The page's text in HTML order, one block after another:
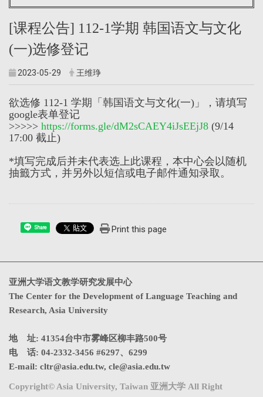
[课程公告] 112-1学期 韩国语文与文化
(一)选修登记
2023-05-29 王维琤
欲选修 112-1 学期「韩国语文与文化(一)」，请填写
google表单登记
>>>>> https://forms.gle/dM2sCAEY4iJsEEjJ8 (9/14
17:00 截止)
*填写完成后并未代表选上此课程，本中心会以随机
抽籤方式，并另外以短信或电子邮件通知录取。
Share Print this page
亚洲大学语文教学研究发展中心
The Center for the Development of Language Teaching and
Research, Asia University
地 址: 41354台中市雾峰区柳丰路500号
电 话: 04-2332-3456 #6297、6299
E-mail: cltr@asia.edu.tw, cle@asia.edu.tw
Copyright© Asia University, Taiwan 亚洲大学 All Right